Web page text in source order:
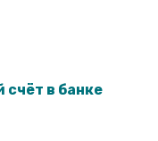
счёт в банке